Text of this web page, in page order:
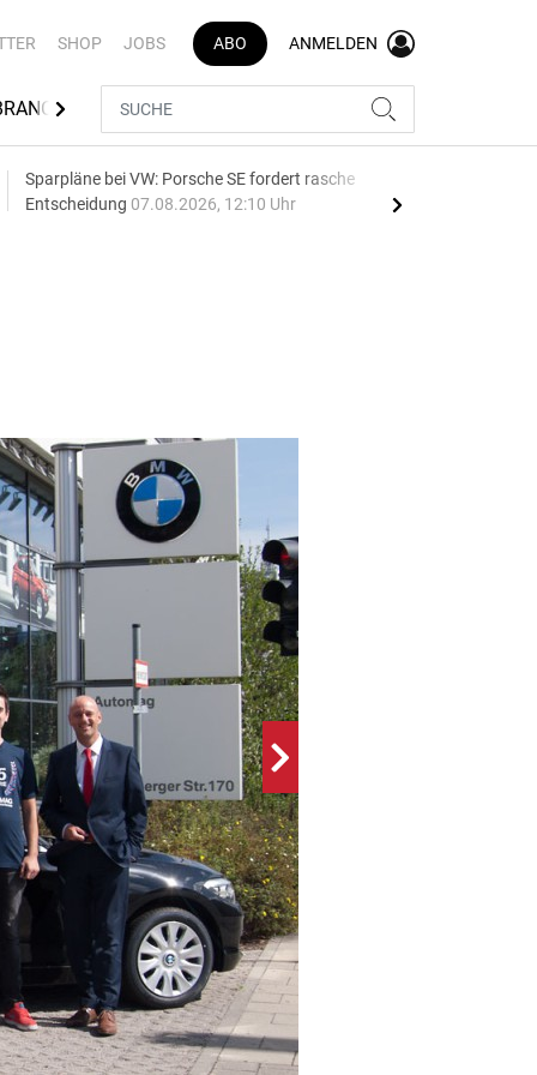
SHOP JOBS ABO ANMELDEN
Sparpläne bei VW: Porsche SE fordert rasche
Entscheidung 07.08.2026, 12:10 Uhr